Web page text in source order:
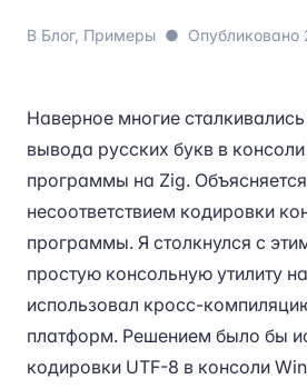
В Блог, Примеры ● Опубликовано
Наверное многие
вывода русских букв в
программы на Zig.
несоответствием кодировки
программы. Я столкнулся с
простую консольную утилиту
использовал кросс-
платформ. Решением было бы
кодировки UTF-8 в консоли